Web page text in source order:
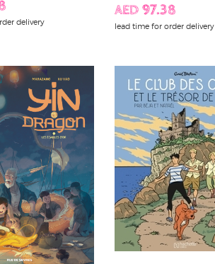
delivery
AED 97.38
lead time for order delivery